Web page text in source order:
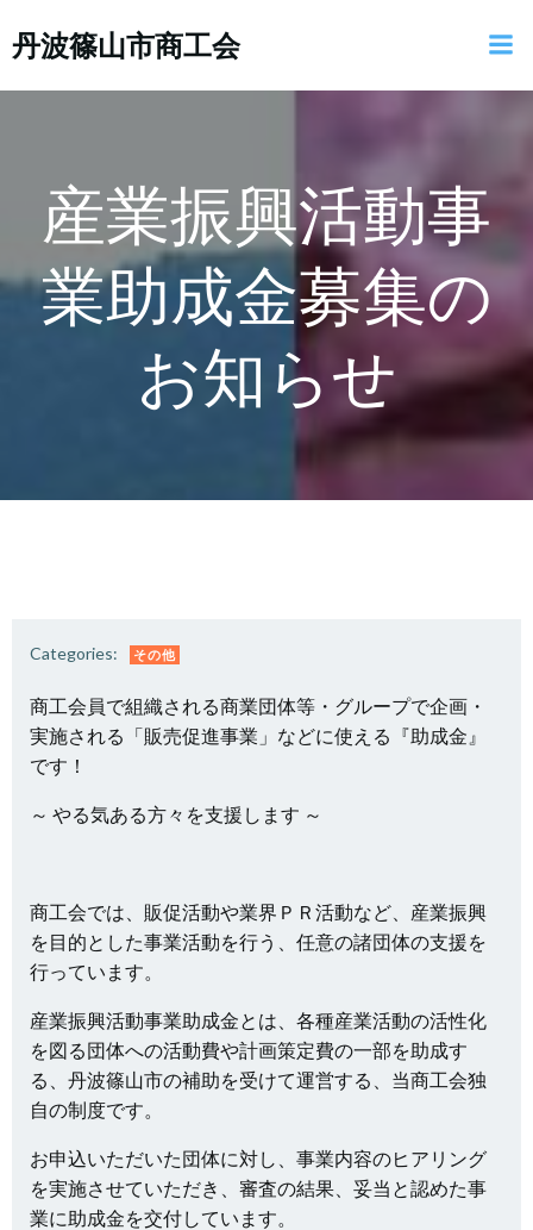
ン
ス
キ
ッ
プ
丹波篠山市商工会
産業振興活動事
業助成金募集の
お知らせ
Categories: その他
商工会員で組織される商業団体等・グループで企画・
実施される「販売促進事業」などに使える『助成金』
です！
～ やる気ある方々を支援します ～
商工会では、販促活動や業界ＰＲ活動など、産業振興
を目的とした事業活動を行う、任意の諸団体の支援を
行っています。
産業振興活動事業助成金とは、各種産業活動の活性化
を図る団体への活動費や計画策定費の一部を助成す
る、丹波篠山市の補助を受けて運営する、当商工会独
自の制度です。
お申込いただいた団体に対し、事業内容のヒアリング
を実施させていただき、審査の結果、妥当と認めた事
業に助成金を交付しています。